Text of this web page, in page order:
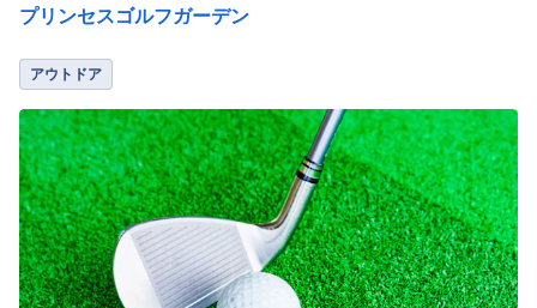
プリンセスゴルフガーデン
アウトドア